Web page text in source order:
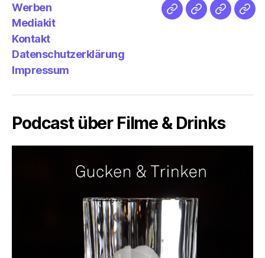
Werben
Mediakit
Kontakt
Datenschutzerklärung
Impressum
NetzMedien
Podcast über Filme & Drinks